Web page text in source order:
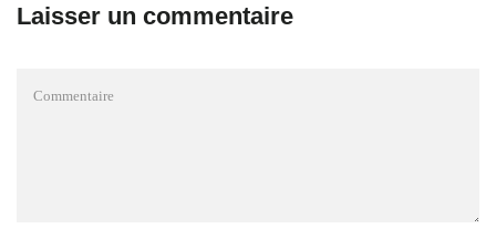
Laisser un commentaire